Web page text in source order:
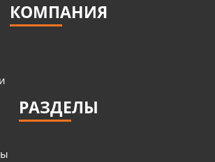
КОМПАНИЯ
РАЗДЕЛЫ